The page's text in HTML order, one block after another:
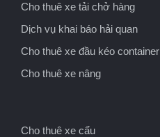
Cho thuê xe tải chở hàng
Dịch vụ khai báo hải quan
Cho thuê xe đầu kéo container
Cho thuê xe nâng
Cho thuê xe cẩu